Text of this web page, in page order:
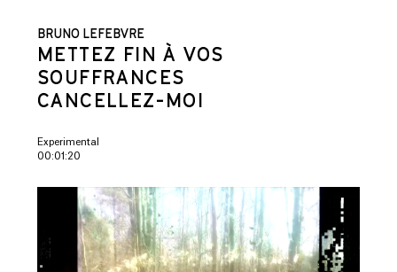
BRUNO LEFEBVRE
METTEZ FIN À VOS
SOUFFRANCES
CANCELLEZ-MOI
Experimental
00:01:20